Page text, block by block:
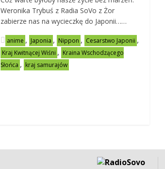
Weronika Trybuś z Radia SoVo z Żor
zabierze nas na wycieczkę do Japonii……
anime , Japonia , Nippon , Cesarstwo Japonii ,
Kraj Kwitnącej Wiśni , Kraina Wschodzącego
Słońca , kraj samurajów